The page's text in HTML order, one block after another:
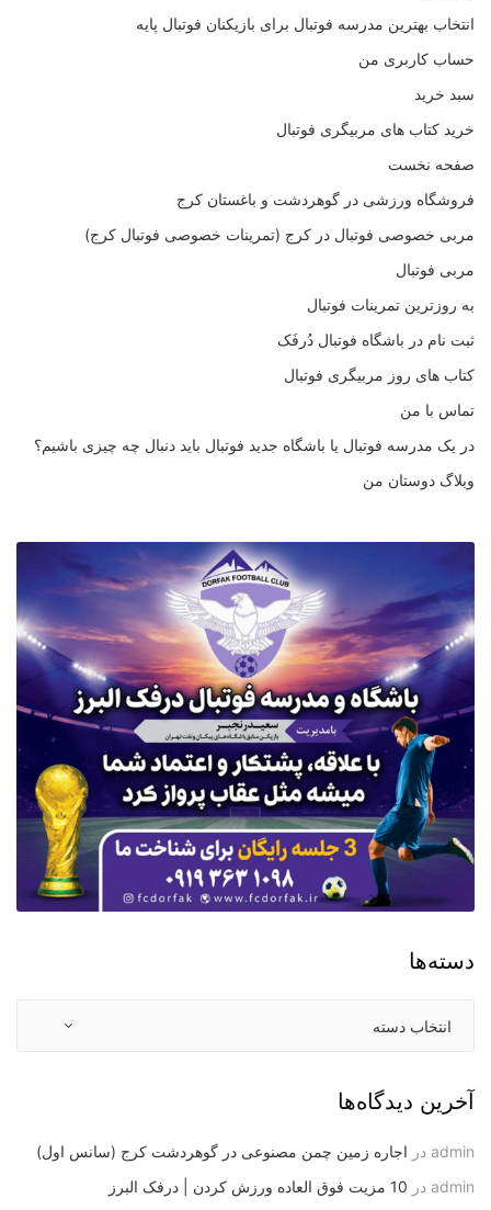
انتخاب بهترین مدرسه فوتبال برای بازیکنان فوتبال پایه
حساب کاربری من
سبد خرید
خرید کتاب های مربیگری فوتبال
صفحه نخست
فروشگاه ورزشی در گوهردشت و باغستان کرج
مربی خصوصی فوتبال در کرج (تمرینات خصوصی فوتبال کرج)
مربی فوتبال
به روزترین تمرینات فوتبال
ثبت نام در باشگاه فوتبال دُرفَک
کتاب های روز مربیگری فوتبال
تماس با من
در یک مدرسه فوتبال یا باشگاه جدید فوتبال باید دنبال چه چیزی باشیم؟
وبلاگ دوستان من
دسته‌ها
آخرین دیدگاه‌ها
admin در اجاره زمین چمن مصنوعی در گوهردشت کرج (سانس اول)
admin در 10 مزیت فوق العاده ورزش کردن | درفک البرز